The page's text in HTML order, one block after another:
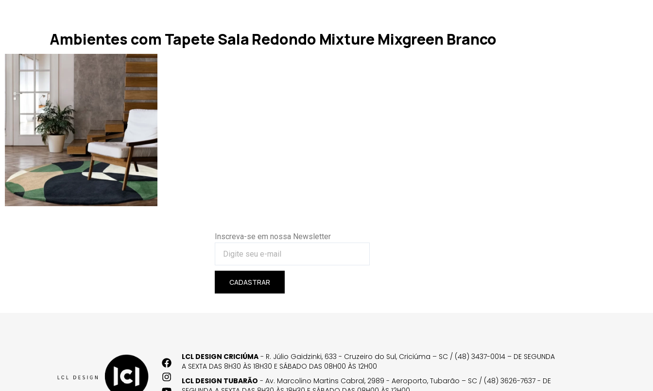
Ambientes com Tapete Sala Redondo Mixture Mixgreen Branco
Inscreva-se em nossa Newsletter
CADASTRAR
LCL DESIGN CRICIÚMA - R. Júlio Gaidzinki, 633 - Cruzeiro do Sul, Criciúma – SC / (48) 3437-0014 – DE SEGUNDA
A SEXTA DAS 8H30 ÀS 18H30 E SÁBADO DAS 08H00 ÀS 12H00
LCL DESIGN TUBARÃO - Av. Marcolino Martins Cabral, 2989 - Aeroporto, Tubarão – SC / (48) 3626-7637 - DE